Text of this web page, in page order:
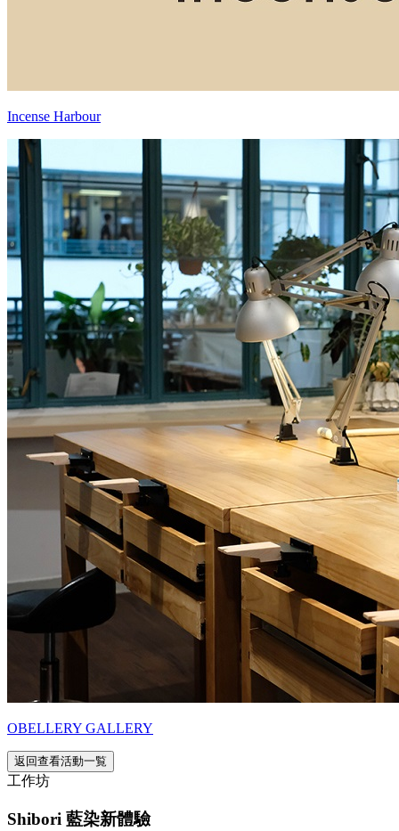
Incense Harbour
OBELLERY GALLERY
返回查看活動一覧
工作坊
Shibori 藍染新體驗